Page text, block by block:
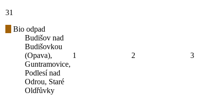
31
Bio odpad
Budišov nad
Budišovkou
(Opava),
Guntramovice,
Podlesí nad
Odrou, Staré
Oldřůvky
1 2 3